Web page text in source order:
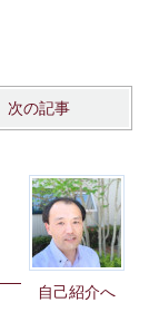
次の記事
自己紹介へ